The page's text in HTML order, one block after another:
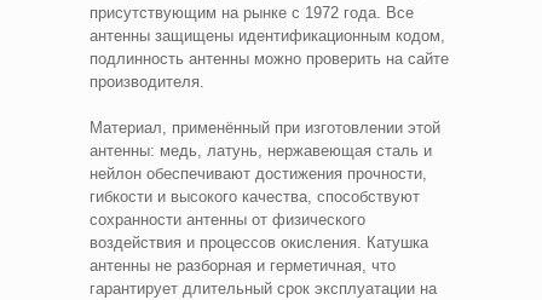
присутствующим на рынке с 1972 года. Все
антенны защищены идентификационным кодом,
подлинность антенны можно проверить на сайте
производителя.
Материал, применённый при изготовлении этой
антенны: медь, латунь, нержавеющая сталь и
нейлон обеспечивают достижения прочности,
гибкости и высокого качества, способствуют
сохранности антенны от физического
воздействия и процессов окисления. Катушка
антенны не разборная и герметичная, что
гарантирует длительный срок эксплуатации на